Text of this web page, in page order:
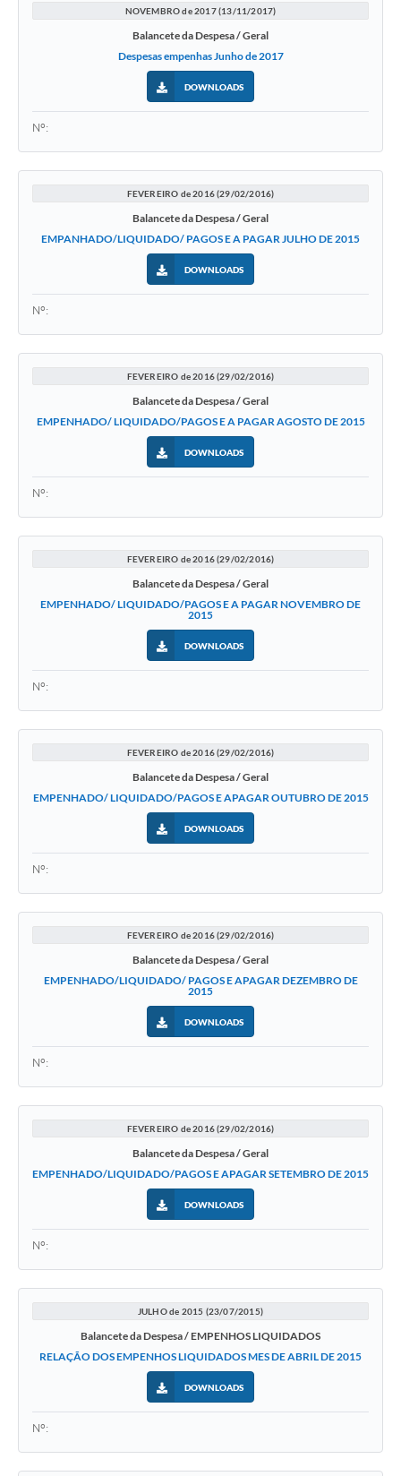
NOVEMBRO de 2017 (13/11/2017)
Balancete da Despesa / Geral
Despesas empenhas Junho de 2017
DOWNLOADS
Nº:
FEVEREIRO de 2016 (29/02/2016)
Balancete da Despesa / Geral
EMPANHADO/LIQUIDADO/ PAGOS E A PAGAR JULHO DE 2015
DOWNLOADS
Nº:
FEVEREIRO de 2016 (29/02/2016)
Balancete da Despesa / Geral
EMPENHADO/ LIQUIDADO/PAGOS E A PAGAR AGOSTO DE 2015
DOWNLOADS
Nº:
FEVEREIRO de 2016 (29/02/2016)
Balancete da Despesa / Geral
EMPENHADO/ LIQUIDADO/PAGOS E A PAGAR NOVEMBRO DE
2015
DOWNLOADS
Nº:
FEVEREIRO de 2016 (29/02/2016)
Balancete da Despesa / Geral
EMPENHADO/ LIQUIDADO/PAGOS E APAGAR OUTUBRO DE 2015
DOWNLOADS
Nº:
FEVEREIRO de 2016 (29/02/2016)
Balancete da Despesa / Geral
EMPENHADO/LIQUIDADO/ PAGOS E APAGAR DEZEMBRO DE
2015
DOWNLOADS
Nº:
FEVEREIRO de 2016 (29/02/2016)
Balancete da Despesa / Geral
EMPENHADO/LIQUIDADO/PAGOS E APAGAR SETEMBRO DE 2015
DOWNLOADS
Nº:
JULHO de 2015 (23/07/2015)
Balancete da Despesa / EMPENHOS LIQUIDADOS
RELAÇÃO DOS EMPENHOS LIQUIDADOS MES DE ABRIL DE 2015
DOWNLOADS
Nº: